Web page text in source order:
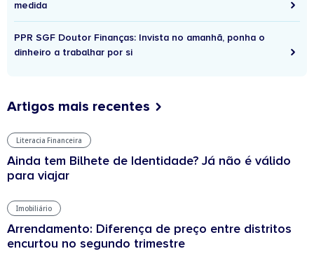
medida
PPR SGF Doutor Finanças: Invista no amanhã, ponha o
dinheiro a trabalhar por si
Artigos mais recentes
Literacia Financeira
Ainda tem Bilhete de Identidade? Já não é válido
para viajar
Imobiliário
Arrendamento: Diferença de preço entre distritos
encurtou no segundo trimestre